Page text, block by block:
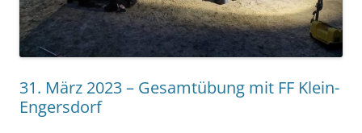
31. März 2023 – Gesamtübung mit FF Klein-
Engersdorf